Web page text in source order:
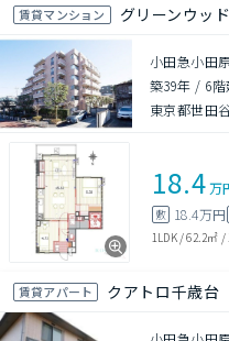
賃貸マンション グリーンウッ
小田急小田
築39年 / 6階
東京都世田
18.4万
敷 18.4万円
1LDK/62.2㎡ /
賃貸アパート クアトロ千歳台